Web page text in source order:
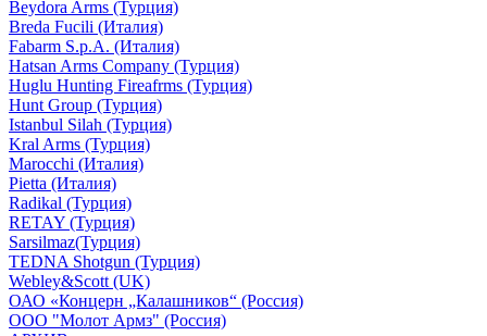
Beydora Arms (Турция)
Breda Fucili (Италия)
Fabarm S.p.A. (Италия)
Hatsan Arms Company (Турция)
Huglu Hunting Fireafrms (Турция)
Hunt Group (Турция)
Istanbul Silah (Турция)
Kral Arms (Турция)
Marocchi (Италия)
Pietta (Италия)
Radikal (Турция)
RETAY (Турция)
Sarsilmaz(Турция)
TEDNA Shotgun (Турция)
Webley&Scott (UK)
ОАО «Концерн „Калашников“ (Россия)
ООО "Молот Армз" (Россия)